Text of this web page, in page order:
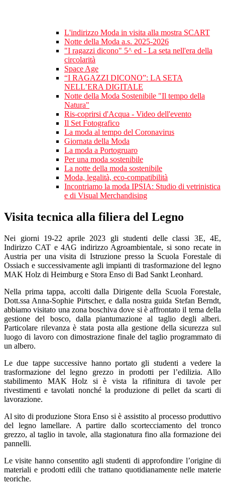
L'indirizzo Moda in visita alla mostra SCART
Notte della Moda a.s. 2025-2026
"I ragazzi dicono" 5^ ed - La seta nell'era della
circolarità
Space Age
“I RAGAZZI DICONO”: LA SETA
NELL’ERA DIGITALE
Notte della Moda Sostenibile "Il tempo della
Natura"
Ris-coprirsi d'Acqua - Video dell'evento
Il Set Fotografico
La moda al tempo del Coronavirus
Giornata della Moda
La moda a Portogruaro
Per una moda sostenibile
La notte della moda sostenibile
Moda, legalità, eco-compatibilità
Incontriamo la moda IPSIA: Studio di vetrinistica
e di Visual Merchandising
Visita tecnica alla filiera del Legno
Nei giorni 19-22 aprile 2023 gli studenti delle classi 3E, 4E,
Indirizzo CAT e 4AG indirizzo Agroambientale, si sono recate in
Austria per una visita di Istruzione presso la Scuola Forestale di
Ossiach e successivamente agli impianti di trasformazione del legno
MAK Holz di Heimburg e Stora Enso di Bad Sankt Leonhard.
Nella prima tappa, accolti dalla Dirigente della Scuola Forestale,
Dott.ssa Anna-Sophie Pirtscher, e dalla nostra guida Stefan Berndt,
abbiamo visitato una zona boschiva dove si è affrontato il tema della
gestione del bosco, dalla piantumazione al taglio degli alberi.
Particolare rilevanza è stata posta alla gestione della sicurezza sul
luogo di lavoro con dimostrazione finale del taglio programmato di
un albero.
Le due tappe successive hanno portato gli studenti a vedere la
trasformazione del legno grezzo in prodotti per l’edilizia. Allo
stabilimento MAK Holz si è vista la rifinitura di tavole per
rivestimenti e tavolati nonché la produzione di pellet da scarti di
lavorazione.
Al sito di produzione Stora Enso si è assistito al processo produttivo
del legno lamellare. A partire dallo scortecciamento del tronco
grezzo, al taglio in tavole, alla stagionatura fino alla formazione dei
pannelli.
Le visite hanno consentito agli studenti di approfondire l’origine di
materiali e prodotti edili che trattano quotidianamente nelle materie
teoriche.